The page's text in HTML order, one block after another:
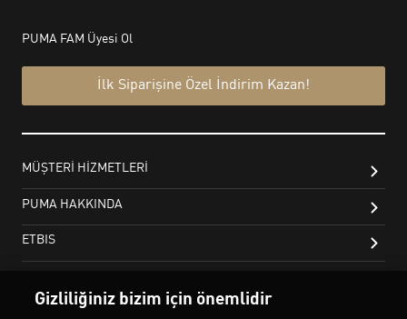
Gizliliğiniz bizim için önemlidir